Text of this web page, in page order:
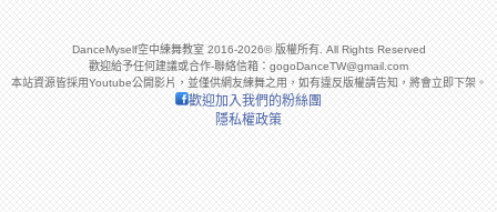
DanceMyself空中練舞教室 2016-2026© 版權所有. All Rights Reserved
歡迎給予任何建議或合作-聯絡信箱： gogoDanceTW@gmail.com
本站資源皆採用Youtube公開影片，並僅供網友練舞之用，如有違反版權請告知，將會立即下架。
歡迎加入我們的粉絲團
隱私權政策